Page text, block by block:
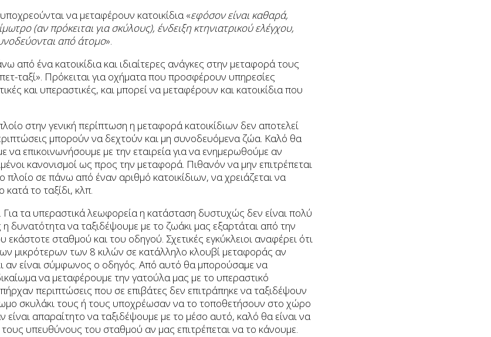
να μεταφέρουν κατοικίδια «εφόσον είναι καθαρά,
(αν πρόκειται για σκύλους), ένδειξη κτηνιατρικού ελέγχου,
από άτομο».
από ένα κατοικίδια και ιδιαίτερες ανάγκες στην μεταφορά τους
ταξί». Πρόκειται για οχήματα που προσφέρουν υπηρεσίες
και υπεραστικές, και μπορεί να μεταφέρουν και κατοικίδια που
στην γενική περίπτωση η μεταφορά κατοικίδιων δεν αποτελεί
μπορούν να δεχτούν και μη συνοδευόμενα ζώα. Καλό θα
να επικοινωνήσουμε με την εταιρεία για να ενημερωθούμε αν
κανονισμοί ως προς την μεταφορά. Πιθανόν να μην επιτρέπεται
σε πάνω από έναν αριθμό κατοικίδιων, να χρειάζεται να
το ταξίδι, κλπ.
. Για τα υπεραστικά λεωφορεία η κατάσταση δυστυχώς δεν είναι πολύ
δυνατότητα να ταξιδέψουμε με το ζωάκι μας εξαρτάται από την
σταθμού και του οδηγού. Σχετικές εγκύκλειοι αναφέρει ότι
μικρότερων των 8 κιλών σε κατάλληλο κλουβί μεταφοράς αν
αν είναι σύμφωνος ο οδηγός. Από αυτό θα μπορούσαμε να
να μεταφέρουμε την γατούλα μας με το υπεραστικό
περιπτώσεις που σε επιβάτες δεν επιτράπηκε να ταξιδέψουν
σκυλάκι τους ή τους υποχρέωσαν να το τοποθετήσουν στο χώρο
απαραίτητο να ταξιδέψουμε με το μέσο αυτό, καλό θα είναι να
υπευθύνους του σταθμού αν μας επιτρέπεται να το κάνουμε.